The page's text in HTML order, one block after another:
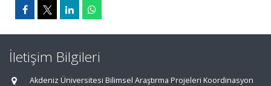
İletişim Bilgileri
Akdeniz Üniversitesi Bilimsel Araştırma Projeleri Koordinasyon